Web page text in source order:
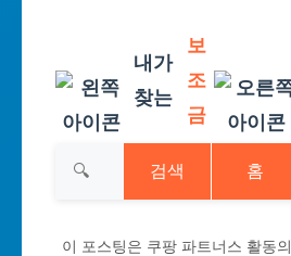
내가
찾는
보
조
금
검색 홈
이 포스팅은 쿠팡 파트너스 활동의